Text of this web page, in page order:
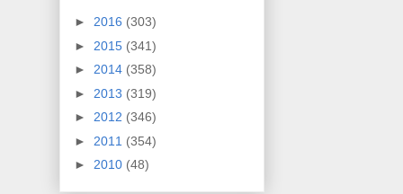
► 2016 (303)
► 2015 (341)
► 2014 (358)
► 2013 (319)
► 2012 (346)
► 2011 (354)
► 2010 (48)